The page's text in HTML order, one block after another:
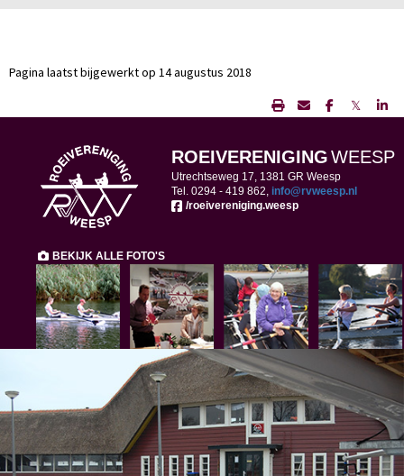
Pagina laatst bijgewerkt op 14 augustus 2018
𝕏
ROEIVERENIGINGWEESP
Utrechtseweg 17, 1381 GR Weesp
Tel. 0294 - 419 862, ofni@rvweesp.nl
/roeivereniging.weesp
BEKIJK ALLE FOTO'S